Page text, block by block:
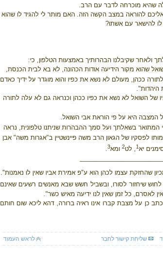
שהיא מוכרחה לדבר עם הרב.
להוראה במצב הקשה הזה. האם מותר לי להגיד לו שהוא
לו להישאר עם אשתו?
ולאחר שקיבלנו הבהרותיך באמצעות הטלפון, כי:
שהוא מקור הידיעה אודות הכהונה, לא בא לבית הכנסת,
לתורה ככהן, מעולם לא נשא את כפיו והוא מוגדר על ידיך כאדם
של השואל לא נשא את כפיו ככהן וכנראה גם לא עלה לתורה
המצבה היא על פי הוראת אבי השואל.
המתואר בשאלתך ועל סמך ההבהרות שניתנו טלפונית, נראה
לפסקיו של הגאון הרב משה פיינשטיין ב"אגרות משה" אבן
יא1, לט2ומא3
.
שהחזקת עצמו לכהן הוא ע"פ אמירת אביו שאין לו נאמנות".
לחוש שיחזור לסורו, ובשביל חשש שבא מאנשים רשעים שאינם
לאסרם, כל זמן שאין לנו ידיעה מאיש כשר".
כן על מצבת קברו אינו ראיה ברורה, דהא ליכא שום חותם
לראש העמוד שליחת קישור לחבר